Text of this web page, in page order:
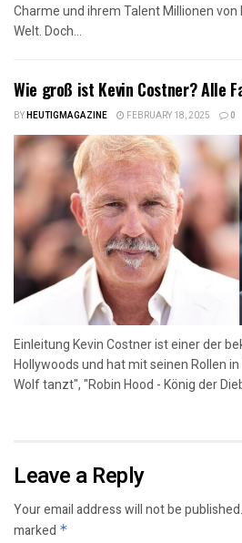
Charme und ihrem Talent Millionen
Welt. Doch...
Wie groß ist Kevin Costner? Alle
BYHEUTIGMAGAZINE FEBRUARY 18, 2025 0
Einleitung Kevin Costner ist einer der
Hollywoods und hat mit seinen Rollen
Wolf tanzt", "Robin Hood - König der
Leave a Reply
Your email address will not be published.
marked *